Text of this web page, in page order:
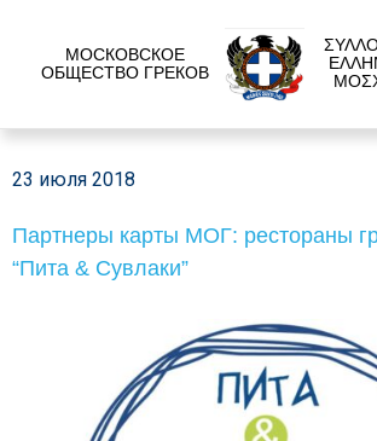
МОСКОВСКОЕ
ОБЩЕСТВО ГРЕКОВ
23 июля 2018
Партнеры карты МОГ: рестораны
“Пита & Сувлаки”